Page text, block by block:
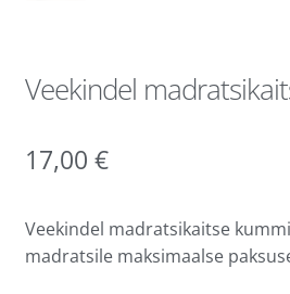
Veekindel
17,00 €
Veekindel madratsikaitse
madratsile maksimaalse